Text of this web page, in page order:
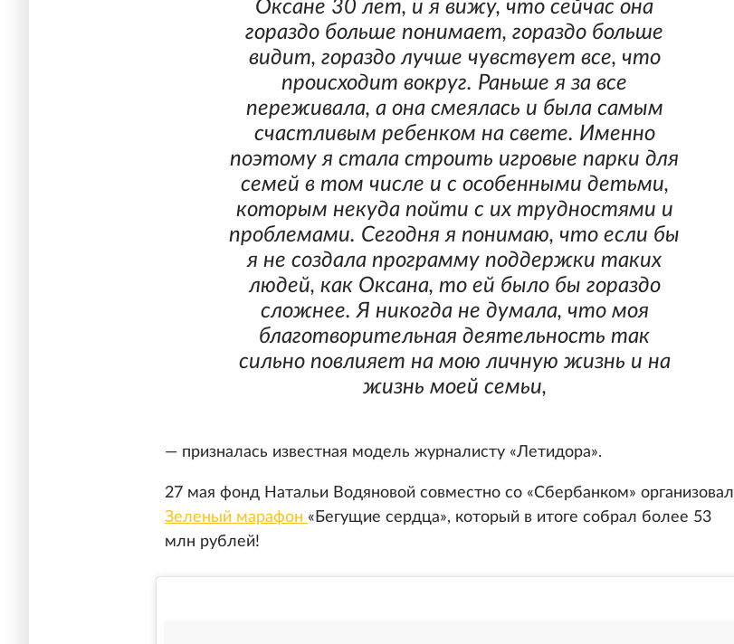
Оксане 30 лет, и я вижу, что сейчас она
гораздо больше понимает, гораздо больше
видит, гораздо лучше чувствует все, что
происходит вокруг. Раньше я за все
переживала, а она смеялась и была самым
счастливым ребенком на свете. Именно
поэтому я стала строить игровые парки для
семей в том числе и с особенными детьми,
которым некуда пойти с их трудностями и
проблемами. Сегодня я понимаю, что если бы
я не создала программу поддержки таких
людей, как Оксана, то ей было бы гораздо
сложнее. Я никогда не думала, что моя
благотворительная деятельность так
сильно повлияет на мою личную жизнь и на
жизнь моей семьи,
— призналась известная модель журналисту «Летидора».
27 мая фонд Натальи Водяновой совместно со «Сбербанком» организовал
Зеленый марафон «Бегущие сердца», который в итоге собрал более 53
млн рублей!